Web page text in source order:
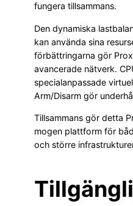
fungera tillsammans.
Den dynamiska
kan använda sina
förbättringarna gör
avancerade nätverk.
specialanpassade
Arm/Disarm gör
Tillsammans gör detta
mogen plattform för
och större